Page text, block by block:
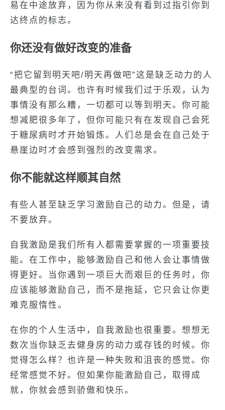
易在中途放弃，因为你从来没有看到过指引你到
达终点的标志。
你还没有做好改变的准备
“把它留到明天吧/明天再做吧”这是缺乏动力的人
最典型的台词。也许有时候我们过于乐观，认为
事情没有那么糟，一切都可以等到明天。你可能
想减肥很多年了，但你可能只有在发现自己会死
于糖尿病时才开始锻炼。人们总是会在自己处于
悬崖边时才会感到强烈的改变需求。
你不能就这样顺其自然
有些人甚至缺乏学习激励自己的动力。但是，请
不要放弃。
自我激励是我们所有人都需要掌握的一项重要技
能。在工作中，能够激励自己和他人会让事情做
得更好。当你遇到一项巨大而艰巨的任务时，你
应该能够激励自己，而不是拖延，它只会让你更
难克服惰性。
在你的个人生活中，自我激励也很重要。想想无
数次当你缺乏去健身房的动力或存钱的时候。你
觉得怎么样？也许是一种失败和沮丧的感觉。你
经常感觉不好。但如果你能激励自己，取得成
就，你就会感到骄傲和快乐。